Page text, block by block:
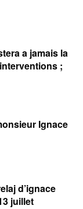
a jamais la
;
Ignace
d’ignace
juillet